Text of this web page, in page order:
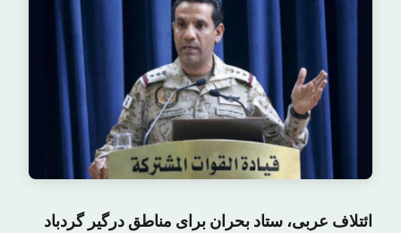
ائتلاف عربی، ستاد بحران برای مناطق درگیر گردباد